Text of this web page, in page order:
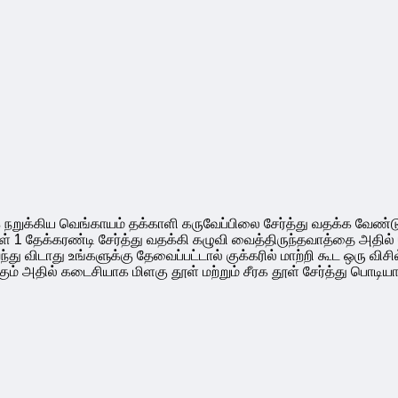
வெங்காயம் தக்காளி கருவேப்பிலை சேர்த்து வதக்க
தேக்கரண்டி சேர்த்து வதக்கி கழுவி வைத்திருந்தவாத்தை அதில்
உங்களுக்கு தேவைப்பட்டால் குக்கரில் மாற்றி கூட ஒரு
அதில் கடைசியாக மிளகு தூள் மற்றும் சீரக தூள் சேர்த்து